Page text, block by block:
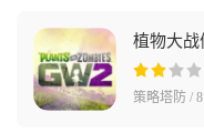
植物大战
策略塔防 /